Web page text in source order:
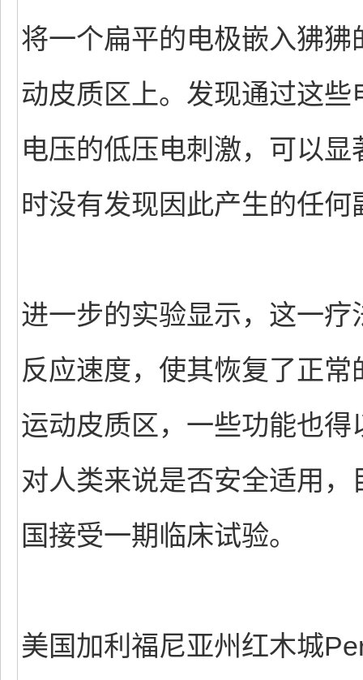
将一个扁平的电极嵌入狒
动皮质区上。发现通过这
电压的低压电刺激，可以
时没有发现因此产生的任何
进一步的实验显示，这一
反应速度，使其恢复了正
运动皮质区，一些功能也
对人类来说是否安全适用
国接受一期临床试验。
美国加利福尼亚州红木城